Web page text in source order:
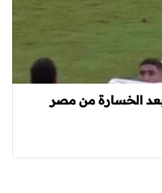
الخسارة من مصر